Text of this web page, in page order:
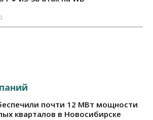
почти 12 МВт мощности
кварталов в Новосибирске